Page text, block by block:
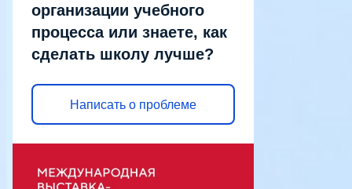
организации учебного
процесса или знаете, как
сделать школу лучше?
Написать о проблеме